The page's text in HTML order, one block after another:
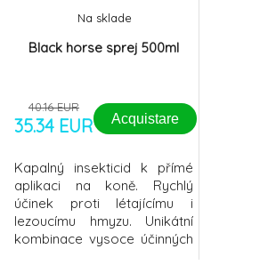
Black horse sprej 500ml
Na sklade
40.16 EUR
35.34 EUR Acquistare
Kapalný insekticid k přímé
aplikaci na koně. Rychlý
účinek proti létajícímu i
lezoucímu hmyzu. Unikátní
kombinace vysoce účinných